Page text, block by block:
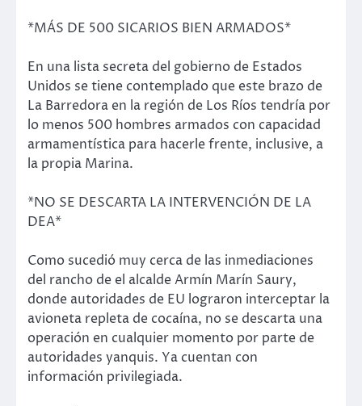
*MÁS DE 500 SICARIOS BIEN ARMADOS*
En una lista secreta del gobierno de Estados
Unidos se tiene contemplado que este brazo de
La Barredora en la región de Los Ríos tendría por
lo menos 500 hombres armados con capacidad
armamentística para hacerle frente, inclusive, a
la propia Marina.
*NO SE DESCARTA LA INTERVENCIÓN DE LA
DEA*
Como sucedió muy cerca de las inmediaciones
del rancho de el alcalde Armín Marín Saury,
donde autoridades de EU lograron interceptar la
avioneta repleta de cocaína, no se descarta una
operación en cualquier momento por parte de
autoridades yanquis. Ya cuentan con
información privilegiada.